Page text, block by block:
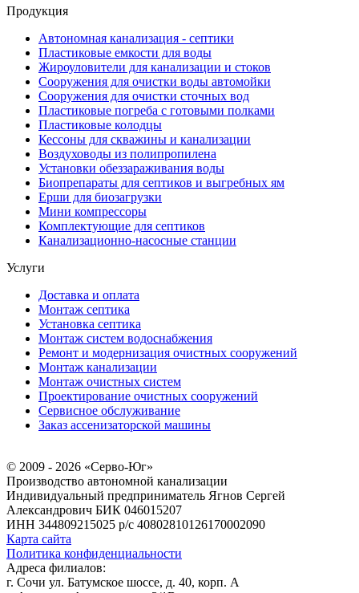
Продукция
Автономная канализация - септики
Пластиковые емкости для воды
Жироуловители для канализации и стоков
Сооружения для очистки воды автомойки
Сооружения для очистки сточных вод
Пластиковые погреба с готовыми полками
Пластиковые колодцы
Кессоны для скважины и канализации
Воздуховоды из полипропилена
Установки обеззараживания воды
Биопрепараты для септиков и выгребных ям
Ерши для биозагрузки
Мини компрессоры
Комплектующие для септиков
Канализационно-насосные станции
Услуги
Доставка и оплата
Монтаж септика
Установка септика
Монтаж систем водоснабжения
Ремонт и модернизация очистных сооружений
Монтаж канализации
Монтаж очистных систем
Проектирование очистных сооружений
Сервисное обслуживание
Заказ ассенизаторской машины
© 2009 - 2026 «Серво-Юг»
Производство автономной канализации
Индивидуальный предприниматель Ягнов Сергей
Александрович БИК 046015207
ИНН 344809215025 р/с 40802810126170002090
Карта сайта
Политика конфиденциальности
Адреса филиалов:
г. Сочи ул. Батумское шоссе, д. 40, корп. А